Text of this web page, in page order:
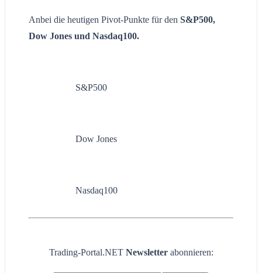
Anbei die heutigen Pivot-Punkte für den S&P500,
Dow Jones und Nasdaq100.
S&P500
Dow Jones
Nasdaq100
Trading-Portal.NET Newsletter abonnieren: